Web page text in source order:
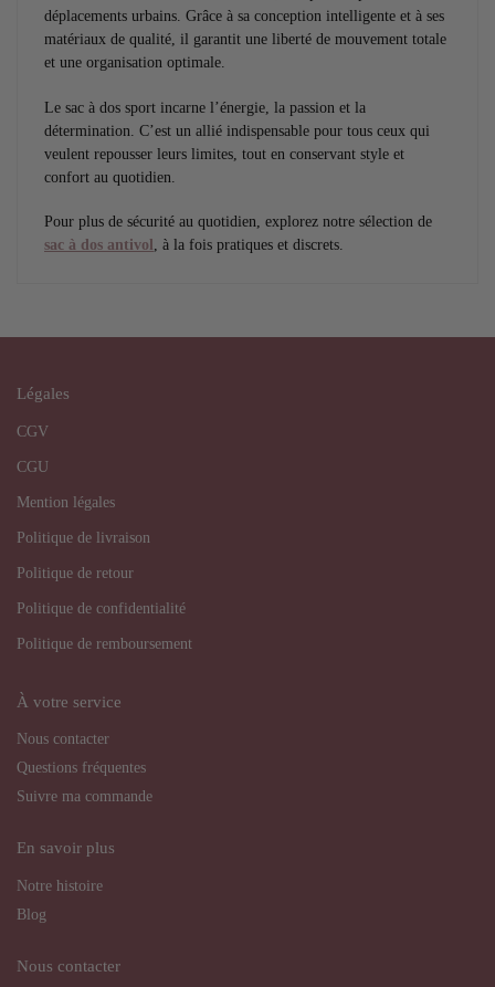
déplacements urbains. Grâce à sa conception intelligente et à ses
matériaux de qualité, il garantit une liberté de mouvement totale
et une organisation optimale.
Le sac à dos sport incarne l’énergie, la passion et la
détermination. C’est un allié indispensable pour tous ceux qui
veulent repousser leurs limites, tout en conservant style et
confort au quotidien.
Pour plus de sécurité au quotidien, explorez notre sélection de
sac à dos antivol , à la fois pratiques et discrets.
Légales
CGV
CGU
Mention légales
Politique de livraison
Politique de retour
Politique de confidentialité
Politique de remboursement
À votre service
Nous contacter
Questions fréquentes
Suivre ma commande
En savoir plus
Notre histoire
Blog
Nous contacter